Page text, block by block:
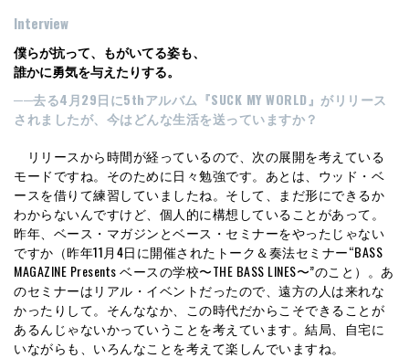
Interview
僕らが抗って、もがいてる姿も、
誰かに勇気を与えたりする。
──去る4月29日に5thアルバム『SUCK MY WORLD』がリリース
されましたが、今はどんな生活を送っていますか？
リリースから時間が経っているので、次の展開を考えている
モードですね。そのために日々勉強です。あとは、ウッド・ベ
ースを借りて練習していましたね。そして、まだ形にできるか
わからないんですけど、個人的に構想していることがあって。
昨年、ベース・マガジンとベース・セミナーをやったじゃない
ですか（昨年11月4日に開催されたトーク＆奏法セミナー“BASS
MAGAZINE Presents ベースの学校〜THE BASS LINES〜”のこと）。あ
のセミナーはリアル・イベントだったので、遠方の人は来れな
かったりして。そんななか、この時代だからこそできることが
あるんじゃないかっていうことを考えています。結局、自宅に
いながらも、いろんなことを考えて楽しんでいますね。